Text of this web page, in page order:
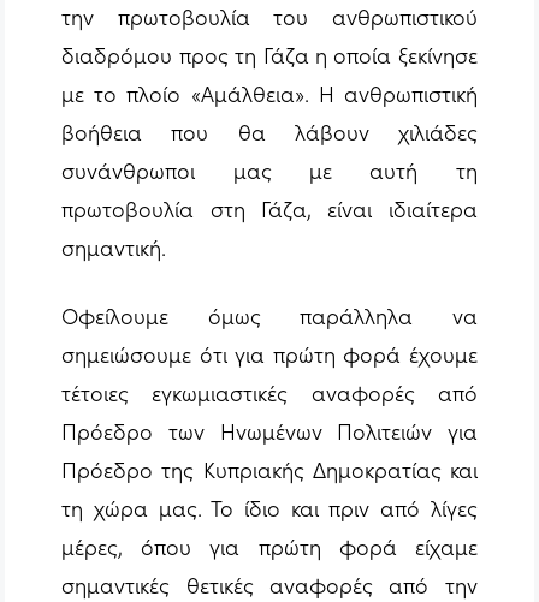
την πρωτοβουλία του ανθρωπιστικού
διαδρόμου προς τη Γάζα η οποία ξεκίνησε
με το πλοίο «Αμάλθεια». Η ανθρωπιστική
βοήθεια που θα λάβουν χιλιάδες
συνάνθρωποι μας με αυτή τη
πρωτοβουλία στη Γάζα, είναι ιδιαίτερα
σημαντική.
Οφείλουμε όμως παράλληλα να
σημειώσουμε ότι για πρώτη φορά έχουμε
τέτοιες εγκωμιαστικές αναφορές από
Πρόεδρο των Ηνωμένων Πολιτειών για
Πρόεδρο της Κυπριακής Δημοκρατίας και
τη χώρα μας. Το ίδιο και πριν από λίγες
μέρες, όπου για πρώτη φορά είχαμε
σημαντικές θετικές αναφορές από την